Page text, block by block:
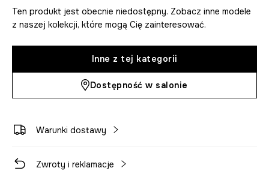
Ten produkt jest obecnie niedostępny. Zobacz inne modele
z naszej kolekcji, które mogą Cię zainteresować.
Inne z tej kategorii
Dostępność w salonie
Warunki dostawy
Zwroty i reklamacje